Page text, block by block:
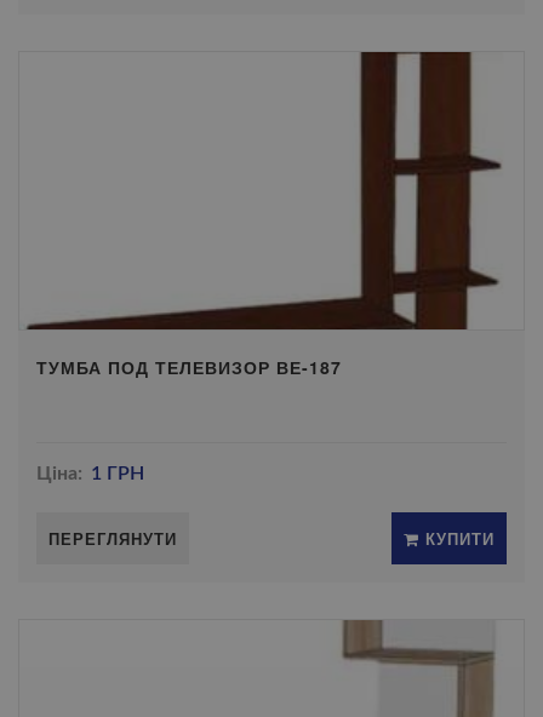
ТУМБА ПОД ТЕЛЕВИЗОР ВЕ-187
Ціна: 1 ГРН
ПЕРЕГЛЯНУТИ КУПИТИ